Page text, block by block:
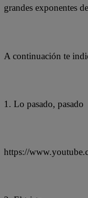
grandes exponentes
A continuación te
1. Lo pasado, pasado
https://